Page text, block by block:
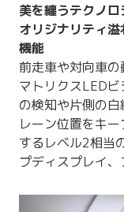
美を纏うテクノロ
オリジナリティ
機能
前走車や対向車
マトリクスLED
の検知や片側の
レーン位置をキ
するレベル2相当
プディスプレイ、